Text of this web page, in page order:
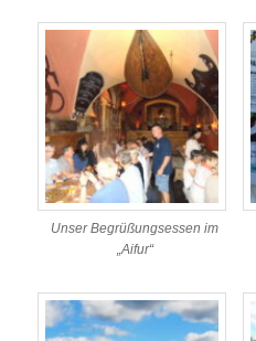
Unser Begrüßungsessen im
„Aifur“